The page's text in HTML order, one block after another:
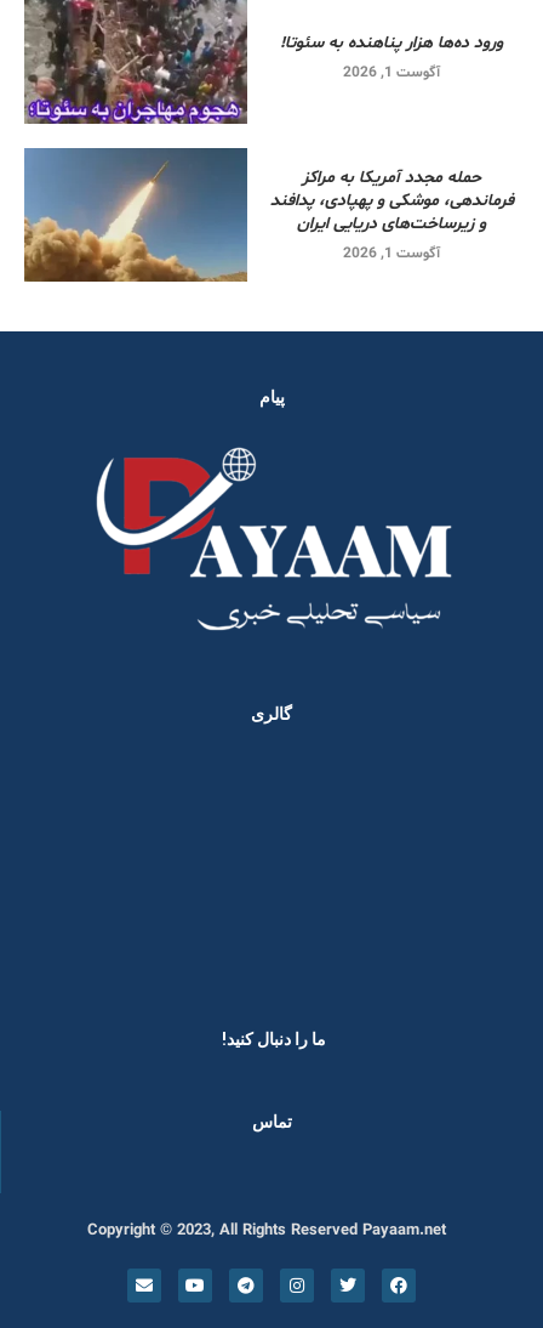
ورود ده‌ها هزار پناهنده به سئوتا!
آگوست 1, 2026
حمله مجدد آمریکا به مراکز
فرماندهی، موشکی و پهپادی، پدافند
و زیرساخت‌های دریایی ایران
آگوست 1, 2026
پیام
گالری
ما را دنبال کنید! ​
تماس
Copyright © 2023, All Rights Reserved Payaam.net